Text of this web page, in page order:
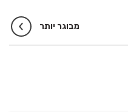
מבוגר יותר